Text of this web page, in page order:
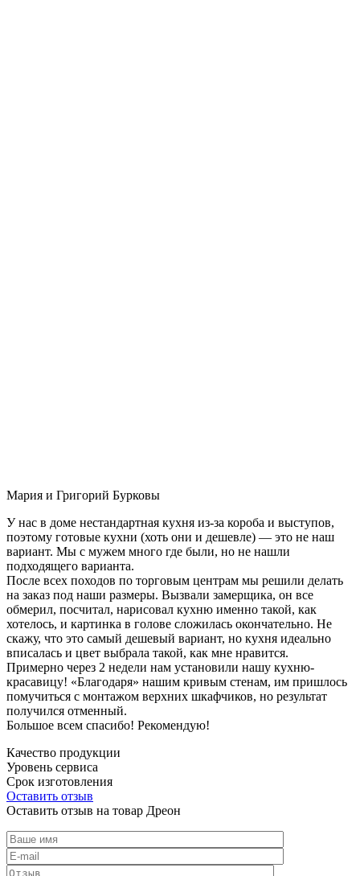
Мария и Григорий Бурковы
У нас в доме нестандартная кухня из-за короба и выступов,
поэтому готовые кухни (хоть они и дешевле) — это не наш
вариант. Мы с мужем много где были, но не нашли
подходящего варианта.
После всех походов по торговым центрам мы решили делать
на заказ под наши размеры. Вызвали замерщика, он все
обмерил, посчитал, нарисовал кухню именно такой, как
хотелось, и картинка в голове сложилась окончательно. Не
скажу, что это самый дешевый вариант, но кухня идеально
вписалась и цвет выбрала такой, как мне нравится.
Примерно через 2 недели нам установили нашу кухню-
красавицу! «Благодаря» нашим кривым стенам, им пришлось
помучиться с монтажом верхних шкафчиков, но результат
получился отменный.
Большое всем спасибо! Рекомендую!
Качество продукции
Уровень сервиса
Срок изготовления
Оставить отзыв
Оставить отзыв на товар Дреон